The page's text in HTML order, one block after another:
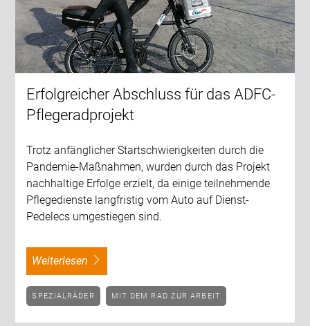
Erfolgreicher Abschluss für das ADFC-
Pflegeradprojekt
Trotz anfänglicher Startschwierigkeiten durch die
Pandemie-Maßnahmen, wurden durch das Projekt
nachhaltige Erfolge erzielt, da einige teilnehmende
Pflegedienste langfristig vom Auto auf Dienst-
Pedelecs umgestiegen sind.
weiterlesen
SPEZIALRÄDER MIT DEM RAD ZUR ARBEIT